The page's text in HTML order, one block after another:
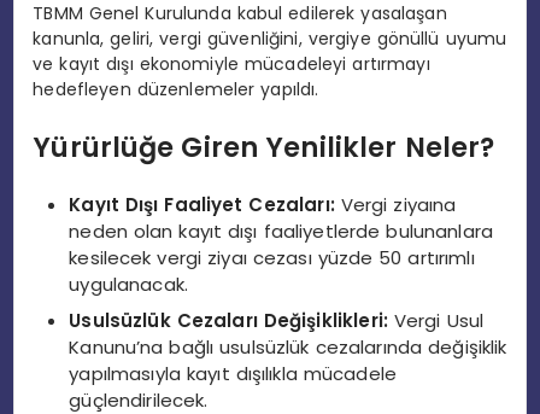
TBMM Genel Kurulunda kabul edilerek yasalaşan
kanunla, geliri, vergi güvenliğini, vergiye gönüllü uyumu
ve kayıt dışı ekonomiyle mücadeleyi artırmayı
hedefleyen düzenlemeler yapıldı.
Yürürlüğe Giren Yenilikler Neler?
Kayıt Dışı Faaliyet Cezaları: Vergi ziyaına
neden olan kayıt dışı faaliyetlerde bulunanlara
kesilecek vergi ziyaı cezası yüzde 50 artırımlı
uygulanacak.
Usulsüzlük Cezaları Değişiklikleri: Vergi Usul
Kanunu’na bağlı usulsüzlük cezalarında değişiklik
yapılmasıyla kayıt dışılıkla mücadele
güçlendirilecek.